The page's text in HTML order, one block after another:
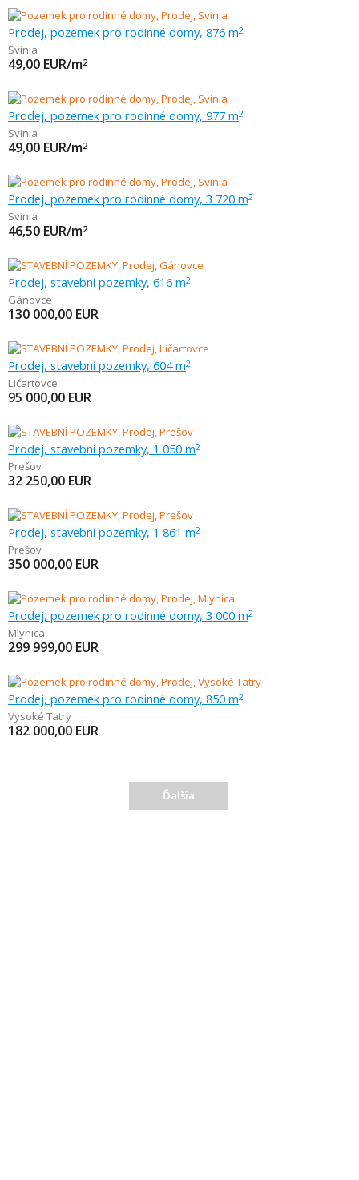
Prodej, pozemek pro rodinné domy, 876 m2
Svinia
49,00 EUR/m2
Prodej, pozemek pro rodinné domy, 977 m2
Svinia
49,00 EUR/m2
Prodej, pozemek pro rodinné domy, 3 720 m2
Svinia
46,50 EUR/m2
Prodej, stavební pozemky, 616 m2
Gánovce
130 000,00 EUR
Prodej, stavební pozemky, 604 m2
Ličartovce
95 000,00 EUR
Prodej, stavební pozemky, 1 050 m2
Prešov
32 250,00 EUR
Prodej, stavební pozemky, 1 861 m2
Prešov
350 000,00 EUR
Prodej, pozemek pro rodinné domy, 3 000 m2
Mlynica
299 999,00 EUR
Prodej, pozemek pro rodinné domy, 850 m2
Vysoké Tatry
182 000,00 EUR
Ďalšia